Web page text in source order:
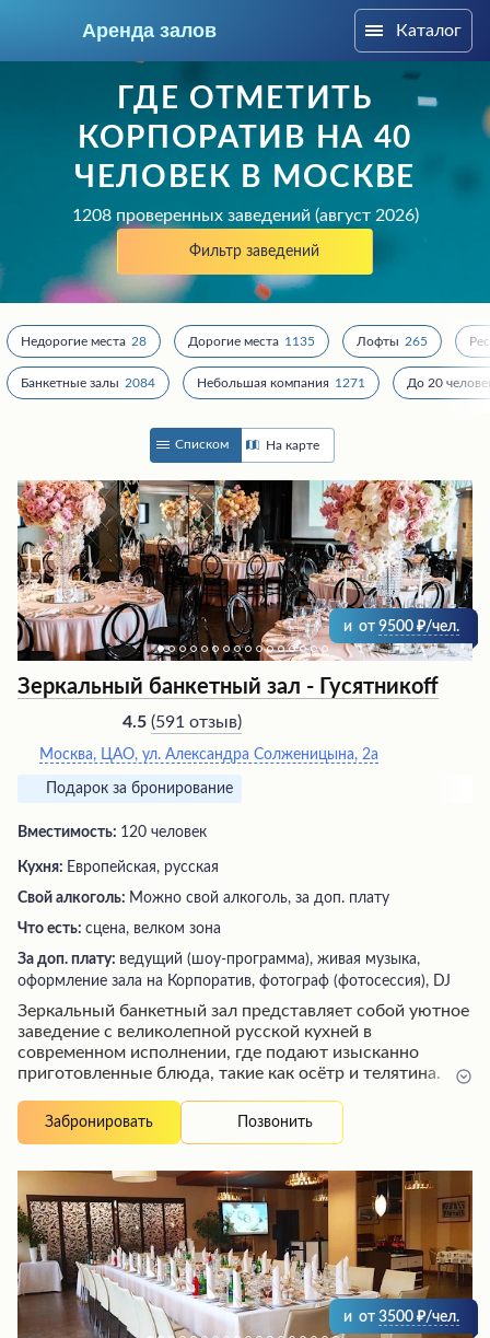
Аренда залов
Колл-центр
+7 (969) 283-12-35
Подберите мне зал
Каталог
ГДЕ ОТМЕТИТЬ
КОРПОРАТИВ НА 40
ЧЕЛОВЕК В МОСКВЕ
1208 проверенных заведений (август 2026)
Фильтр заведений
Недорогие места 28 Дорогие места 1135 Лофты 265
Банкетные залы 2084 Небольшая компания 1271 До 20
Списком На карте
и от 9500 /чел.
Зеркальный банкетный зал - Гусятникоff
4.5 (591 отзыв)
Москва, ЦАО, ул. Александра Солженицына, 2а
Подарок за бронирование
Вместимость: 120 человек
Кухня: Европейская, русская
Свой алкоголь: Можно свой алкоголь, за доп. плату
Что есть: сцена, велком зона
За доп. плату: ведущий (шоу-программа), живая музыка,
оформление зала на Корпоратив, фотограф (фотосессия), DJ
Зеркальный банкетный зал представляет собой уютное
заведение с великолепной русской кухней в
современном исполнении, где подают изысканно
приготовленные блюда, такие как осётр и телятина.
приятной атмосферой и высоким уровнем
обслуживания – вышколенные официанты
впечатляющей скоростью. В зале есть возможность
проводить небольшие мероприятия, а также более
крупные события в отдельном большом зеркальном
зале, при этом заведение остается открытым для всех
посетителей независимо от проводимых мероприятий.
Забронировать Позвонить
и от 3500 /чел.